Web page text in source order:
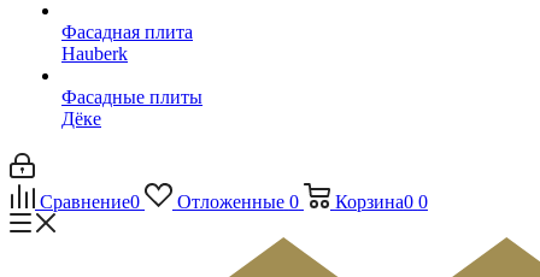
Фасадная плита
Hauberk
Фасадные плиты
Дёке
Сравнение0 Отложенные 0 Корзина0 0